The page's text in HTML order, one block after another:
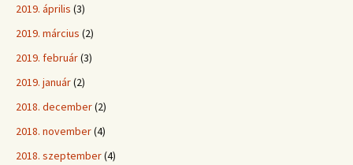
2019. április (3)
2019. március (2)
2019. február(3)
2019. január(2)
2018. december(2)
2018. november(4)
2018. szeptember(4)